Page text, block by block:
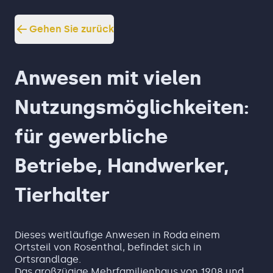
Gehen Sie zurück
Anwesen mit vielen
Nutzungsmöglichkeiten:
für gewerbliche
Betriebe, Handwerker,
Tierhalter
Dieses weitläufige Anwesen in Roda einem
Ortsteil von Rosenthal, befindet sich in
Ortsrandlage.